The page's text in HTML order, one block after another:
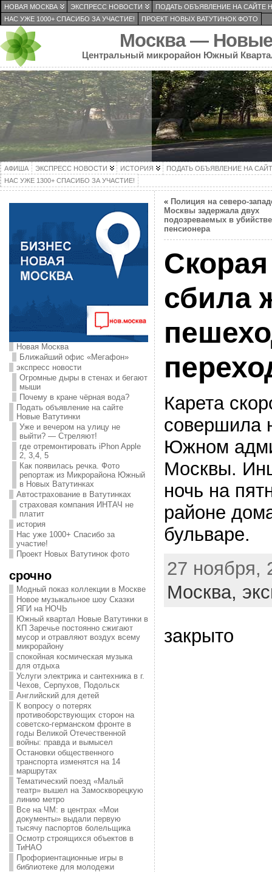
НОВАЯ МОСКВА ЭКСПРЕСС НОВОСТИ
ПОДАТЬ ОБЪЯВЛЕНИЕ НА САЙТЕ
НАС УЖЕ 1000+ СПАСИБО ЗА УЧАСТИЕ!
ПРОЕКТ НОВЫХ ВАТУТИНОК ФОТО
Москва — Новые
Центральный микрорайон Южный
АФИША ЭКСПРЕСС НОВОСТИ ИСТОРИЯ
ПОДАТЬ ОБЪЯВЛЕНИЕ НА
НАС УЖЕ 1300+ СПАСИБО ЗА УЧАСТИЕ!
Новая Москва
Ближайший офис «Мегафон»
экспресс новости
Огромные дыры в стенах и бегают
мыши
Почему в кране чёрная вода?
Подать объявление на сайте
Новые Ватутинки
Уже и вечером на улицу не
выйти? — Стреляют!
где отремонтировать iPhon Apple
2, 3,4, 5
Как появилась речка. Фото
репортаж из Микрорайона Южный
в Новых Ватутинках
Автострахование в Ватутинках
страховая компания ИНТАЧ не
платит
история
Нас уже 1000+ Спасибо за
участие!
Проект Новых Ватутинок фото
срочно
Модный показ коллекции в Москве
Новое музыкальное шоу Сказки
ЯГИ на НОЧЬ
Южный квартал Новые Ватутинки в
КП Заречье постоянно сжигают
мусор и отравляют воздух всему
микрорайону
спокойная космическая музыка
для отдыха
Услуги электрика и сантехника в г.
Чехов, Серпухов, Подольск
Английский для детей
К вопросу о потерях
противоборствующих сторон на
советско-германском фронте в
годы Великой Отечественной
войны: правда и вымысел
Остановки общественного
транспорта изменятся на 14
маршрутах
Тематический поезд «Малый
театр» вышел на Замоскворецкую
линию метро
Все на ЧМ: в центрах «Мои
документы» выдали первую
тысячу паспортов болельщика
Осмотр строящихся объектов в
ТиНАО
Профориентационные игры в
библиотеке для молодежи
« Полиция на северо-
Москвы задержала двух
подозреваемых в убийстве
пенсионера
сбила
Карета
совершила
Южном
Москвы.
ночь на
районе
бульваре.
27 ноября,
Москва,
закрыто